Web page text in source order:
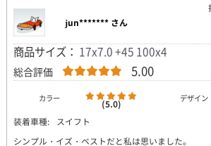
jun******* さん
商品サイズ： 17x7.0 +45 100x4
総合評価 5.00
カラー (5.0) デザイン
装着車種:
スイフト
シンプル・イズ・ベストだと私は思いました。